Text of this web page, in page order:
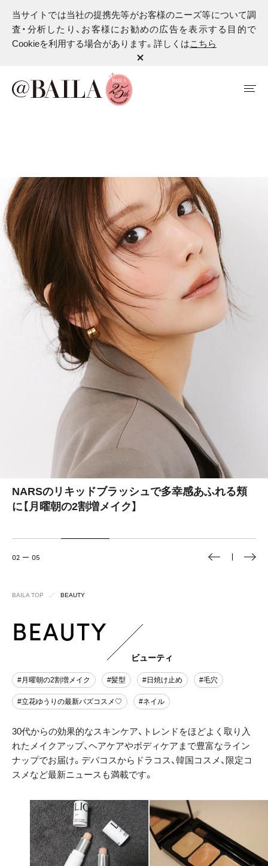
当サイトでは当社の提携先等がお客様のニーズ等について調
査・分析したり、お客様にお勧めの広告を表示する目的で
Cookieを利用する場合があります。詳しくはこちら
『ジルスチュアート ビューティ』新作コスメを立
花ゆうりがお試しレビュー
03 05
BAILA TOP BEAUTY
BEAUTY
ビューティ
#月曜朝の2割増メイク #髪型 #日焼け止め #毛穴
#立花ゆうりの最新バズコスメ♡ #ネイル
30代からの効果的なスキンケア、トレンドをほどよく取り入
れたメイクアップ、ヘアケアやボディケアまで豊富なライン
ナップでお届け。デパコスからドラコス、韓国コスメ、限定コ
スメなど最新ニュースも満載です。